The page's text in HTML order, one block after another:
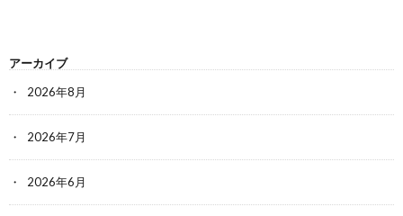
アーカイブ
2026年8月
2026年7月
2026年6月